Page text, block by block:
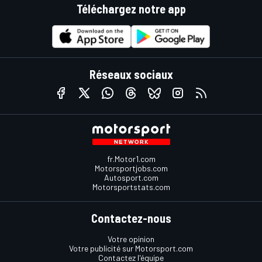
Téléchargez notre app
Réseaux sociaux
fr.Motor1.com
Motorsportjobs.com
Autosport.com
Motorsportstats.com
Contactez-nous
Votre opinion
Votre publicité sur Motorsport.com
Contactez l'équipe